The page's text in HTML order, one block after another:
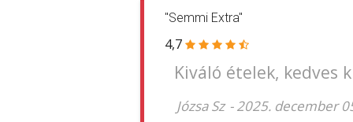
"Semmi Extra"
4,7
Kiváló ételek, kedves
Józsa Sz -2025. december